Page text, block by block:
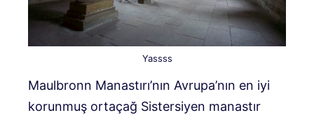
Yassss
Maulbronn Manastırı’nın Avrupa’nın en iyi
korunmuş ortaçağ Sistersiyen manastır